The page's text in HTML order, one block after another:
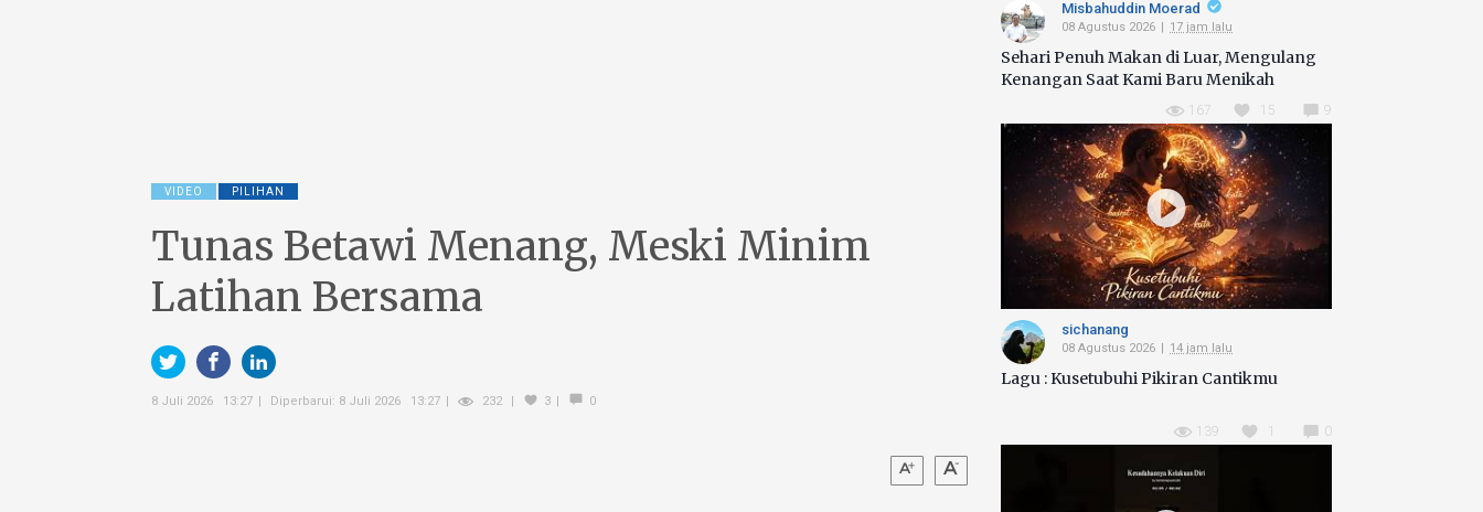
VIDEO PILIHAN
Tunas Betawi Menang, Meski Minim
Latihan Bersama
8 Juli 2026 13:27 Diperbarui: 8 Juli 2026 13:27 232 3 0
Misbahuddin Moerad
08 Agustus 2026 17 jam lalu
Sehari Penuh Makan di Luar, Mengulang
Kenangan Saat Kami Baru Menikah
167 15 9
sichanang
08 Agustus 2026 14 jam lalu
Lagu : Kusetubuhi Pikiran Cantikmu
139 0